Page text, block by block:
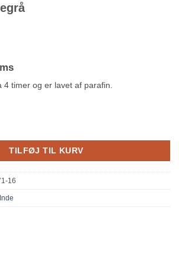
timer og er lavet af parafin.
TILFØJ TIL KURV
16
Inde